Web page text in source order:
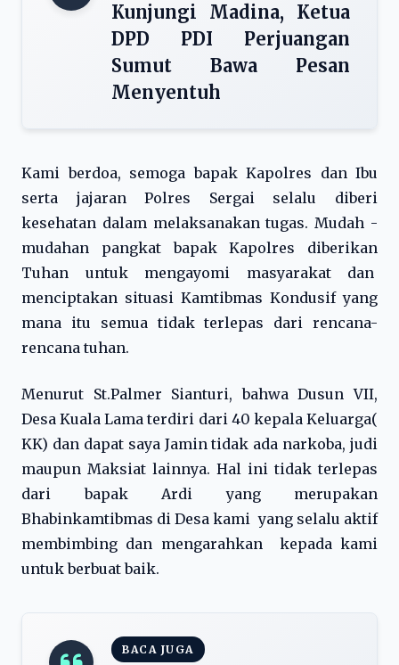
Kunjungi Madina, Ketua
DPD PDI Perjuangan
Sumut Bawa Pesan
Menyentuh
Kami berdoa, semoga bapak Kapolres dan Ibu
serta jajaran Polres Sergai selalu diberi
kesehatan dalam melaksanakan tugas. Mudah -
mudahan pangkat bapak Kapolres diberikan
Tuhan untuk mengayomi masyarakat dan
menciptakan situasi Kamtibmas Kondusif yang
mana itu semua tidak terlepas dari rencana-
rencana tuhan.
Menurut St.Palmer Sianturi, bahwa Dusun VII,
Desa Kuala Lama terdiri dari 40 kepala Keluarga(
KK) dan dapat saya Jamin tidak ada narkoba, judi
maupun Maksiat lainnya. Hal ini tidak terlepas
dari bapak Ardi yang merupakan
Bhabinkamtibmas di Desa kami yang selalu aktif
membimbing dan mengarahkan kepada kami
untuk berbuat baik.
BACA JUGA